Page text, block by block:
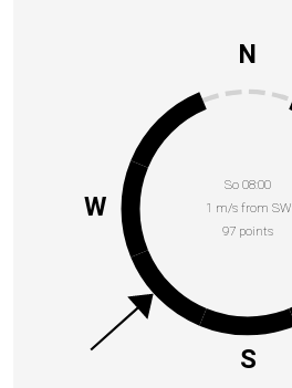
So 08:00
1 m/s from SW
97 points
N
S
W